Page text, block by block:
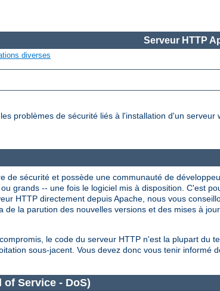
Serveur HTTP
diverses
problèmes de sécurité liés à l'installation d'un
de sécurité et possède une communauté de
grands -- une fois le logiciel mis à disposition. C'est
HTTP directement depuis Apache, nous vous
de la parution des nouvelles versions et des mises à
le code du serveur HTTP n'est la plupart du
sous-jacent. Vous devez donc vous tenir informé
Service - DoS)